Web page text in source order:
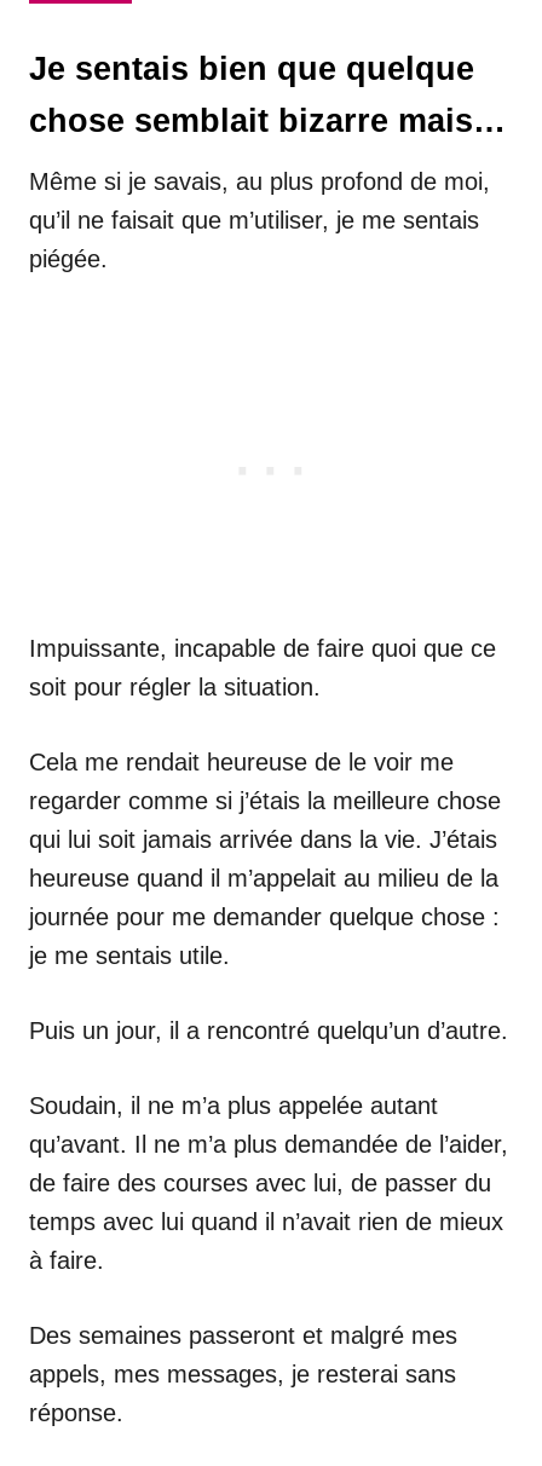
Je sentais bien que quelque
chose semblait bizarre mais…
Même si je savais, au plus profond de moi,
qu’il ne faisait que m’utiliser, je me sentais
piégée.
Impuissante, incapable de faire quoi que ce
soit pour régler la situation.
Cela me rendait heureuse de le voir me
regarder comme si j’étais la meilleure chose
qui lui soit jamais arrivée dans la vie. J’étais
heureuse quand il m’appelait au milieu de la
journée pour me demander quelque chose :
je me sentais utile.
Puis un jour, il a rencontré quelqu’un d’autre.
Soudain, il ne m’a plus appelée autant
qu’avant. Il ne m’a plus demandée de l’aider,
de faire des courses avec lui, de passer du
temps avec lui quand il n’avait rien de mieux
à faire.
Des semaines passeront et malgré mes
appels, mes messages, je resterai sans
réponse.